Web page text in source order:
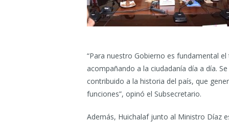
“Para nuestro Gobierno es fundamental
acompañando a la ciudadanía día a día.
contribuido a la historia del país, que
funciones”, opinó el Subsecretario.
Además, Huichalaf junto al Ministro Díaz